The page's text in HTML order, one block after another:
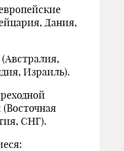
Дания,
Израиль).
СНГ).